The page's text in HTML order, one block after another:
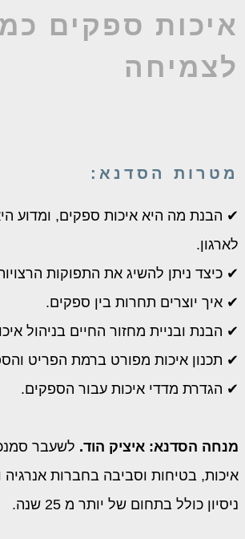
ספקים
הסדנא:
הבנת מה היא איכות ספקים, ומדוע היא
כיצד ניתן להשיג את התפוקות
איך יוצרים תחרות בין ספקים.
הבנת ובניית מחזור החיים בניהול
תכנון איכות מפורט ברמת הפריט
הגדרת מדדי איכות עבור הספקים.
הסדנא: איציק הוד.לשעבר
בטיחות וסביבה בחברות אנרגיה
כולל בתחום של יותר מ 25 שנה.